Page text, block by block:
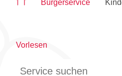
Bürgerservice
Vorlesen